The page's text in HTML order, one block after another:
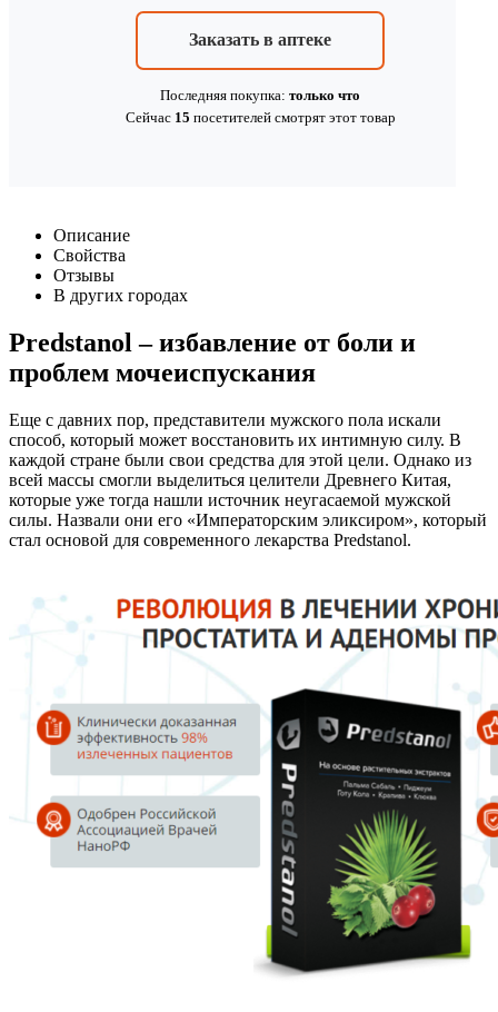
Заказать в аптеке
Последняя покупка: только что
Сейчас 15 посетителей смотрятэтот товар
Описание
Свойства
Отзывы
В других городах
Predstanol – избавление от боли и
проблем мочеиспускания
Еще с давних пор, представители мужского пола искали
способ, который может восстановить их интимную силу. В
каждой стране были свои средства для этой цели. Однако из
всей массы смогли выделиться целители Древнего Китая,
которые уже тогда нашли источник неугасаемой мужской
силы. Назвали они его «Императорским эликсиром», который
стал основой для современного лекарства Predstanol.